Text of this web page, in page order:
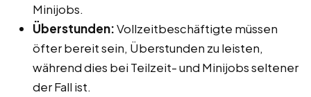
Minijobs.
Überstunden:Vollzeitbeschäftigte müssen
öfter bereit sein, Überstunden zu leisten,
während dies bei Teilzeit- und Minijobs seltener
der Fall ist.